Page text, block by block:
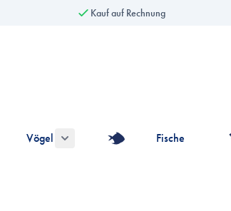
Kauf auf Rechnung
die Kategorie Nager & Kleintiere anzeigen
Vögel
Fische